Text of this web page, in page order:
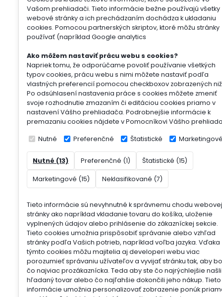
Vašom prehliadači. Tieto informácie bežne používajú všetky
webové stránky a ich prechádzaním dochádza k ukladaniu
cookies. Pomocou partnerských skriptov, ktoré môžu stránky
používať (napríklad Google analytics
Ako môžem nastaviť prácu webu s cookies?
Napriek tomu, že odporúčame povoliť používanie všetkých
typov cookies, prácu webu s nimi môžete nastaviť podľa
vlastných preferencií pomocou checkboxov zobrazených
Po odsúhlasení nastavenia práce s cookies môžete zmeniť
svoje rozhodnutie zmazaním či editáciou cookies priamo v
nastavení Vášho prehliadača. Podrobnejšie informácie k
premazaniu cookies nájdete v Pomocníkovi Vášho
Nutné Preferenčné Štatistické Marketingové
Nutné (13) Preferenčné (1) Štatistické (15)
Marketingové (15) Neklasifikované (7)
Tieto informácie sú nevyhnutné k správnemu chodu webovej
stránky ako napríklad vkladanie tovaru do košíka, uloženie
vyplnených údajov alebo prihlásenie do zákazníckej sekcie.
Tieto cookies umožnia prispôsobiť správanie alebo vzhľad
stránky podľa Vašich potrieb, napríklad voľba jazyka. Vďaka
týmto cookies môžu majitelia aj developeri webu viac
porozumieť správaniu užívateľov a vyvijať stránku tak, aby
čo najviac prozákaznícka. Teda aby ste čo najrýchlejšie našli
hľadaný tovar alebo čo najľahšie dokončili jeho nákup. Tieto
informácie umožnia personalizovať zobrazenie ponúk